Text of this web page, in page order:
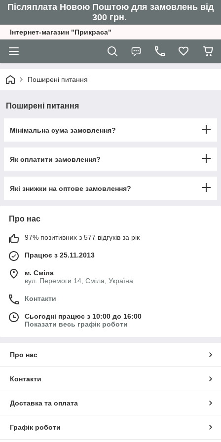
Післяплата Новою Поштою для замовлень від
300 грн.
Інтернет-магазин "Прикраса"
Поширені питання
Поширені питання
Мінімальна сума замовлення?
Як оплатити замовлення?
Які знижки на оптове замовлення?
Про нас
97% позитивних з 577 відгуків за рік
Працює з 25.11.2013
м. Сміла
вул. Перемоги 14, Сміла, Україна
Контакти
Сьогодні працює з 10:00 до 16:00
Показати весь графік роботи
Про нас
Контакти
Доставка та оплата
Графік роботи